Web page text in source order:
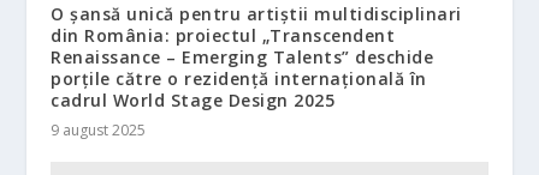
O șansă unică pentru artiștii multidisciplinari
din România: proiectul „Transcendent
Renaissance – Emerging Talents” deschide
porțile către o rezidență internațională în
cadrul World Stage Design 2025
9 august 2025